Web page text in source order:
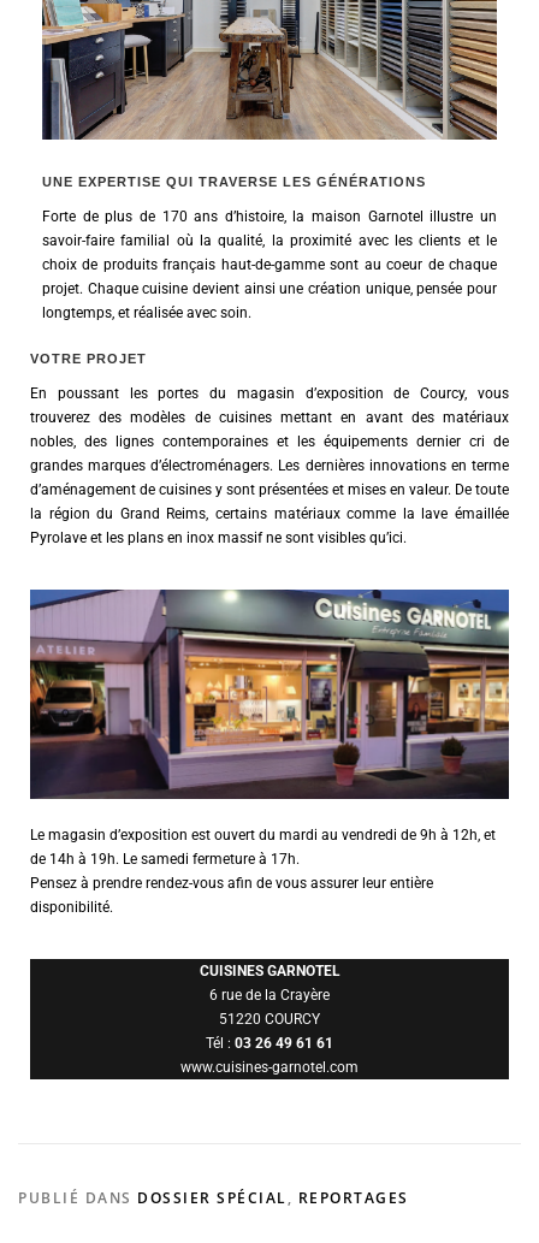
UNE EXPERTISE QUI TRAVERSE LES GÉNÉRATIONS
Forte de plus de 170 ans d’histoire, la maison Garnotel illustre un
savoir-faire familial où la qualité, la proximité avec les clients et le
choix de produits français haut-de-gamme sont au coeur de chaque
projet. Chaque cuisine devient ainsi une création unique, pensée pour
longtemps, et réalisée avec soin.
VOTRE PROJET
En poussant les portes du magasin d’exposition de Courcy, vous
trouverez des modèles de cuisines mettant en avant des matériaux
nobles, des lignes contemporaines et les équipements dernier cri de
grandes marques d’électroménagers. Les dernières innovations en terme
d’aménagement de cuisines y sont présentées et mises en valeur. De toute
la région du Grand Reims, certains matériaux comme la lave émaillée
Pyrolave et les plans en inox massif ne sont visibles qu’ici.
Le magasin d’exposition est ouvert du mardi au vendredi de 9h à 12h, et
de 14h à 19h. Le samedi fermeture à 17h.
Pensez à prendre rendez-vous afin de vous assurer leur entière
disponibilité.
CUISINES GARNOTEL
6 rue de la Crayère
51220 COURCY
Tél : 03 26 49 61 61
www.cuisines-garnotel.com
PUBLIÉ DANS DOSSIER SPÉCIAL, REPORTAGES